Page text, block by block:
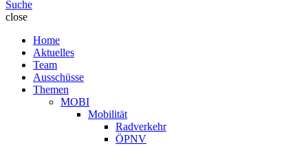
Suche
close
Home
Aktuelles
Team
Ausschüsse
Themen
MOBI
Mobilität
Radverkehr
ÖPNV